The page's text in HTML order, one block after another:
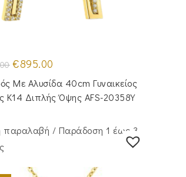
Original
price
was:
€1,130.00.
€895.00
τιμή
είναι:
€895.00.
Mε Aλυσίδα 40cm Γυναικείος
Κ14 Διπλής Όψης AFS-20358Y
παραλαβή / Παράδoση 1 έως 3